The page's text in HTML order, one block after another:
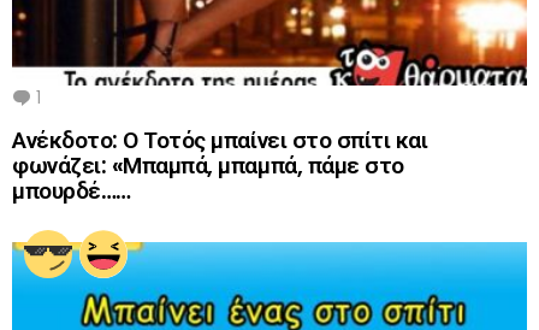
1
Ανέκδοτο: Ο Τοτός μπαίνει στο σπίτι και
φωνάζει: «Μπαμπά, μπαμπά, πάμε στο
μπουρδέ……